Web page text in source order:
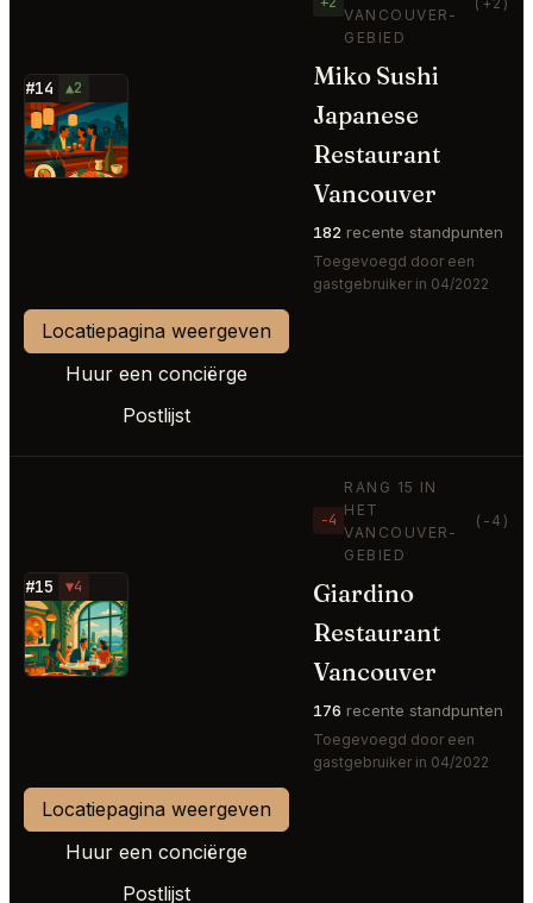
#14 ▲2
⭐
VANCOUVER-
GEBIED
Miko Sushi
Japanese
Restaurant
Vancouver
182 recente standpunten
Toegevoegd door een
gastgebruiker in 04/2022
Locatiepagina weergeven
Huur een conciërge
Postlijst
#15 ▼4
⭐
−4
RANG 15 IN
HET
VANCOUVER-
GEBIED
(-4)
Giardino
Restaurant
Vancouver
176 recente standpunten
Toegevoegd door een
gastgebruiker in 04/2022
Locatiepagina weergeven
Huur een conciërge
Postlijst